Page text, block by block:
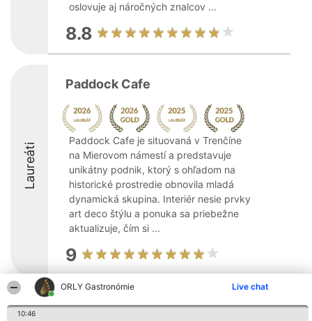
ORLY Gastronómie Live chat
10:46
oslovuje aj náročných znalcov ...
8.8
Laureáti
Paddock Cafe
Paddock Cafe je situovaná v Trenčíne
na Mierovom námestí a predstavuje
unikátny podnik, ktorý s ohľadom na
historické prostredie obnovila mladá
dynamická skupina. Interiér nesie prvky
art deco štýlu a ponuka sa priebežne
aktualizuje, čím si ...
9
Organizátor hodnotenia
Bright Side Solutions sp. z o.
Hodnotenie Kontakt